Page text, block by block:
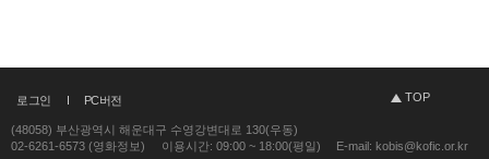
로그인 PC버전 TOP
(48058) 부산광역시 해운대구 수영강변대로 130(우동)
02-6261-6573 (영화정보)
이용시간: 09:00 ~ 18:00(평일) E-mail: kobis@kofic.or.kr